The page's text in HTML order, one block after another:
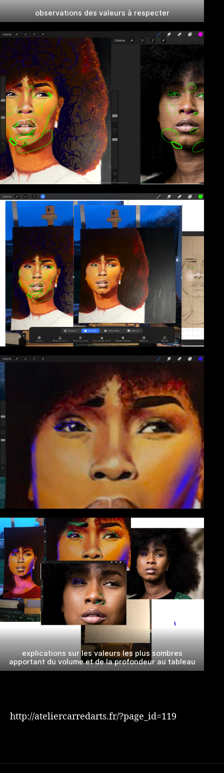
observations des valeurs à respecter
explications sur les valeurs les plus sombres
apportant du volume et de la profondeur au tableau
http://ateliercarredarts.fr/?page_id=119